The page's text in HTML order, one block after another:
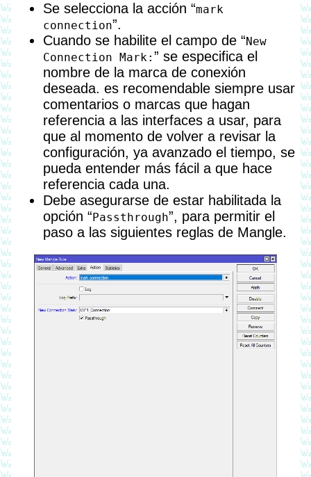
Se selecciona la acción “mark
connection”.
Cuando se habilite el campo de “New
Connection Mark: ” se especifica el
nombre de la marca de conexión
deseada. es recomendable siempre usar
comentarios o marcas que hagan
referencia a las interfaces a usar, para
que al momento de volver a revisar la
configuración, ya avanzado el tiempo, se
pueda entender más fácil a que hace
referencia cada una.
Debe asegurarse de estar habilitada la
opción “Passthrough”, para permitir el
paso a las siguientes reglas de Mangle.